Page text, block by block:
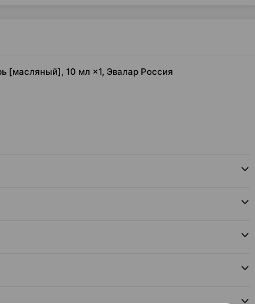
[масляный], 10 мл ×1, Эвалар Россия